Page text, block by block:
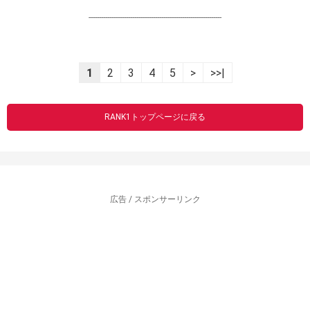
----------------------------------------------------------------
1 2 3 4 5 > >>|
RANK1トップページに戻る
広告 / スポンサーリンク